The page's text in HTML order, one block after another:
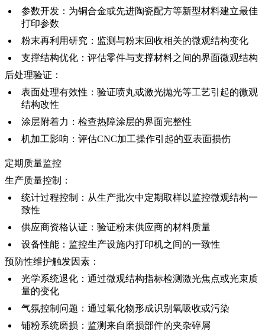
参数开发 ：为铜合金或先进陶瓷配方等新型材料建立最佳
打印参数
粉末再利用研究 ：监测与粉末回收相关的微观结构变化
支撑结构优化 ：评估零件与支撑材料之间的界面微观结构
后处理验证：
表面处理有效性：验证喷丸或激光抛光等工艺引起的微观
结构改性
涂层附着力 ：检查热障涂层的界面完整性
机加工影响 ：评估CNC加工操作引起的亚表面损伤
定期质量监控
生产质量控制：
统计过程控制
：从生产批次中定期取样以监控微观结构一
致性
供应商资格认证 ：验证粉末供应商的材料质量
设备性能 ：监控生产设施内打印机之间的一致性
预防性维护触发因素：
光学系统退化 ：通过微观结构指标检测激光焦点或光束质
量的变化
气氛控制问题 ：通过氧化物形成识别氧吸收或污染
铺粉系统磨损 ：监测来自磨损部件的夹杂碎屑